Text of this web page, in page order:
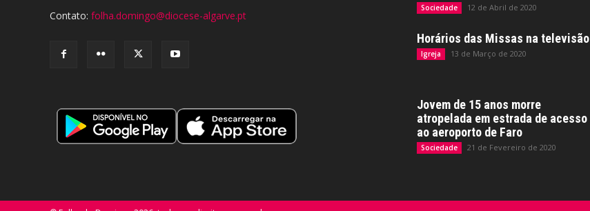
Contato: folha.domingo@diocese-algarve.pt
Sociedade 12 de Abril de 2020
Horários das Missas na televisão
Igreja 13 de Março de 2020
Jovem de 15 anos morre
atropelada em estrada de acesso
ao aeroporto de Faro
Sociedade 21 de Fevereiro de 2020